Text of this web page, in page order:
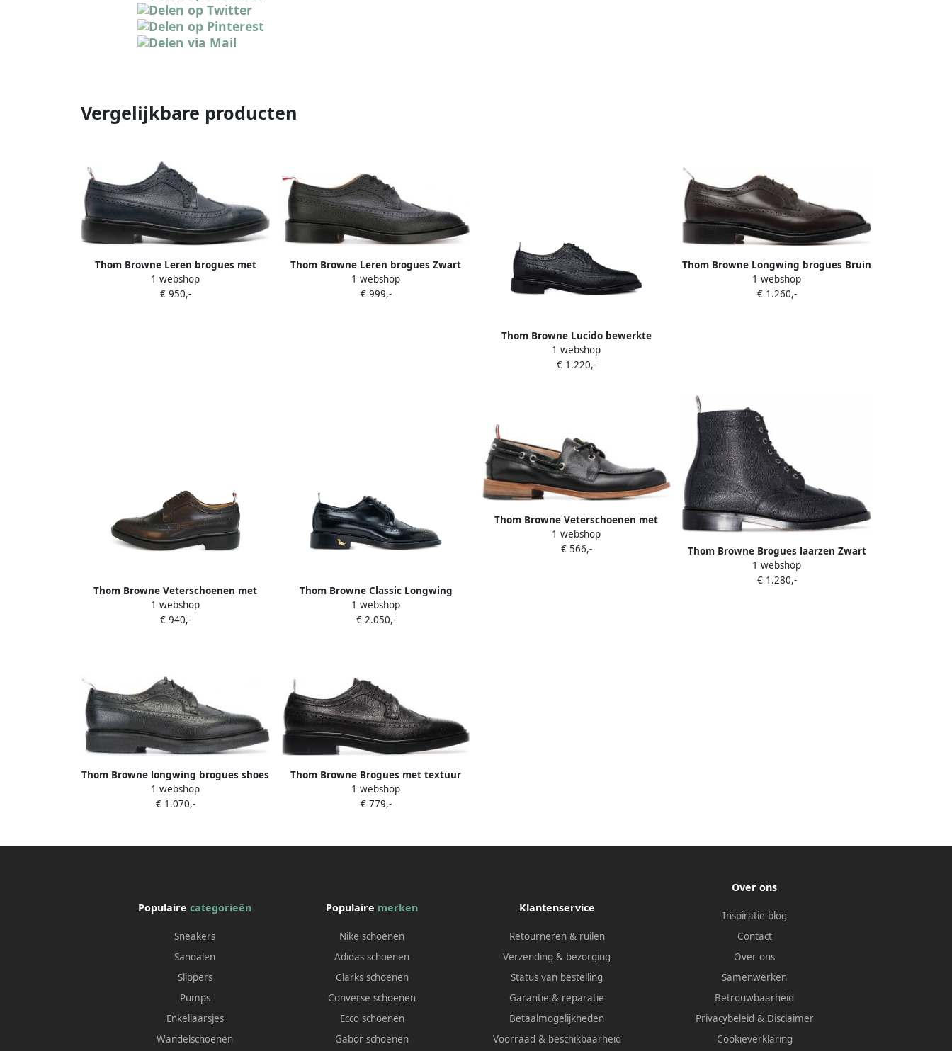
Vergelijkbare producten
Thom Browne Leren brogues met
bewerkte afwerking Blauw
1 webshop
€ 950,-
Thom Browne Leren brogues Zwart
1 webshop
€ 999,-
Thom Browne Lucido bewerkte
brogues met leren zool Zwart
1 webshop
€ 1.220,-
Thom Browne Longwing brogues Bruin
1 webshop
€ 1.260,-
Thom Browne Veterschoenen met
brogue detail Bruin
1 webshop
€ 940,-
Thom Browne Classic Longwing
brogues Zwart
1 webshop
€ 2.050,-
Thom Browne Veterschoenen met
afwerking Zwart
1 webshop
€ 566,-
Thom Browne Brogues laarzen Zwart
1 webshop
€ 1.280,-
Thom Browne longwing brogues shoes
Zwart
1 webshop
€ 1.070,-
Thom Browne Brogues met textuur
Zwart
1 webshop
€ 779,-
Populairecategorieën
Sneakers
Sandalen
Slippers
Pumps
Enkellaarsjes
Wandelschoenen
Populaire merken
Nike schoenen
Adidas schoenen
Clarks schoenen
Converse schoenen
Ecco schoenen
Gabor schoenen
Klantenservice
Retourneren & ruilen
Verzending & bezorging
Status van bestelling
Garantie & reparatie
Betaalmogelijkheden
Voorraad & beschikbaarheid
Over ons
Inspiratie blog
Contact
Over ons
Samenwerken
Betrouwbaarheid
Privacybeleid & Disclaimer
Cookieverklaring